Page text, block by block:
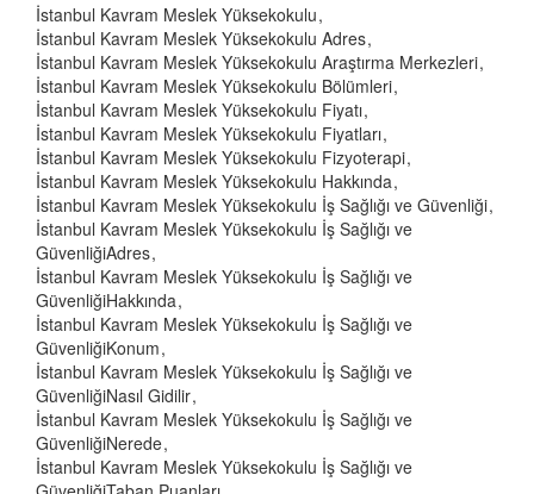
İstanbul Kavram Meslek Yüksekokulu
İstanbul Kavram Meslek Yüksekokulu Adres
İstanbul Kavram Meslek Yüksekokulu Araştırma Merkezleri
İstanbul Kavram Meslek Yüksekokulu Bölümleri
İstanbul Kavram Meslek Yüksekokulu Fiyatı
İstanbul Kavram Meslek Yüksekokulu Fiyatları
İstanbul Kavram Meslek Yüksekokulu Fizyoterapi
İstanbul Kavram Meslek Yüksekokulu Hakkında
İstanbul Kavram Meslek Yüksekokulu İş Sağlığı ve Güvenliği
İstanbul Kavram Meslek Yüksekokulu İş Sağlığı ve
GüvenliğiAdres
İstanbul Kavram Meslek Yüksekokulu İş Sağlığı ve
GüvenliğiHakkında
İstanbul Kavram Meslek Yüksekokulu İş Sağlığı ve
GüvenliğiKonum
İstanbul Kavram Meslek Yüksekokulu İş Sağlığı ve
GüvenliğiNasıl Gidilir
İstanbul Kavram Meslek Yüksekokulu İş Sağlığı ve
GüvenliğiNerede
İstanbul Kavram Meslek Yüksekokulu İş Sağlığı ve